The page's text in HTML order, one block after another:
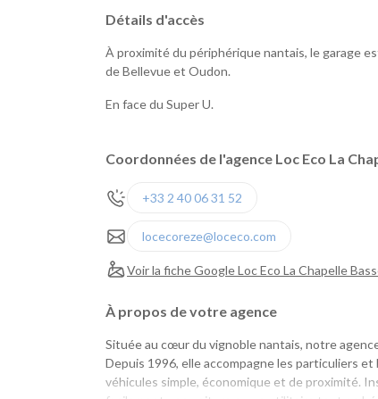
Détails d'accès
À proximité du périphérique nantais, le garage
de Bellevue et Oudon.
En face du Super U.
Coordonnées de l'agence Loc Eco La
+33 2 40 06 31 52
locecoreze@loceco.com
Voir la fiche Google Loc Eco La Chapelle
À propos de votre agence
Située au cœur du vignoble nantais, notre
Depuis 1996, elle accompagne les particuliers
véhicules simple, économique et de proximité.